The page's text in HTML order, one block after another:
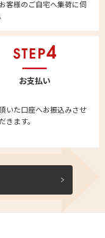
客様のご自宅へ集荷に伺
お支払い
いた口座へお振込みさせ
きます。